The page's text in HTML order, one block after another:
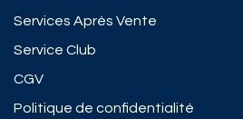
Services Après Vente
Service Club
CGV
Politique de confidentialité